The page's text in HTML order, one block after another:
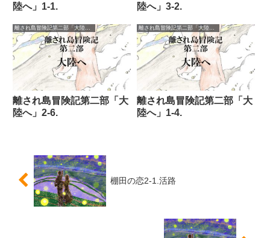
陸へ」1-1.
陸へ」3-2.
離され島冒険記第二部「大陸へ」
離され島冒険記第二部「大
陸へ」2-6.
離され島冒険記第二部「大陸へ」
離され島冒険記第二部「大
陸へ」1-4.
棚田の恋2-1.活路